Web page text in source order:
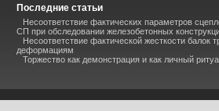
Последние статьи
Несоответствие фактических параметров
СП при обследовании железобетонных
Несоответствие фактической жесткости
деформациям
Торжество как демонстрация и как личный